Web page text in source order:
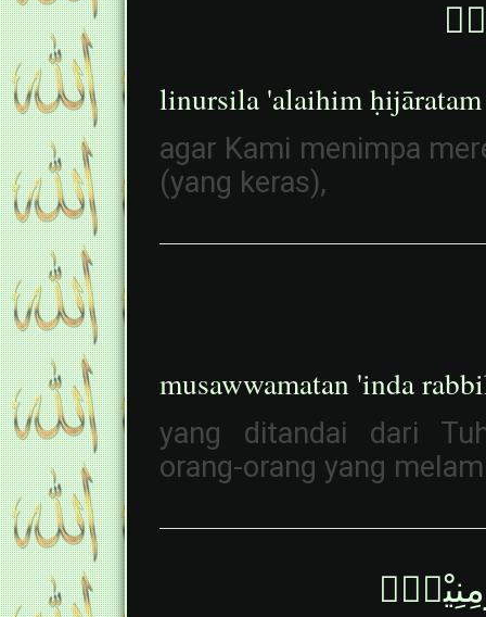
linursila 'alaihim
agar Kami menimpa
(yang keras),
musawwamatan 'inda
yang ditandai dari
orang-orang yang